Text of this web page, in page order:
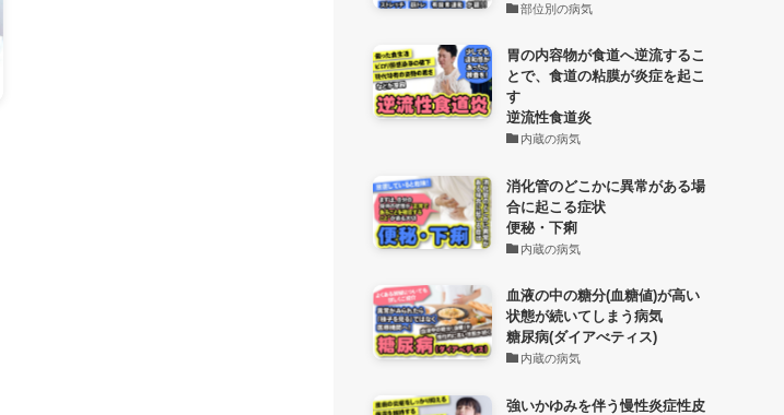
部位別の病気
胃の内容物が食道へ逆流するこ
とで、食道の粘膜が炎症を起こ
す
逆流性食道炎
内蔵の病気
消化管のどこかに異常がある場
合に起こる症状
便秘・下痢
内蔵の病気
血液の中の糖分(血糖値)が高い
状態が続いてしまう病気
糖尿病(ダイアべティス)
内蔵の病気
強いかゆみを伴う慢性炎症性皮